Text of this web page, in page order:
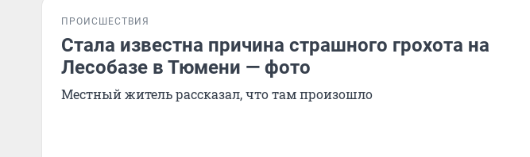
ПРОИСШЕСТВИЯ
Стала известна причина страшного грохота на
Лесобазе в Тюмени — фото
Местный житель рассказал, что там произошло